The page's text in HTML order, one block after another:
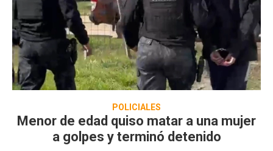
POLICIALES
Menor de edad quiso matar a una mujer
a golpes y terminó detenido